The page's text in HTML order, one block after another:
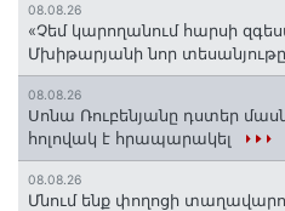
08.08.26
«Չեմ կարողանում հարսի
Մխիթարյանի նոր տեսանյութը
08.08.26
Սոնա Ռուբենյանը դստեր
հոլովակ է հրապարակել
08.08.26
Մնում ենք փողոցի